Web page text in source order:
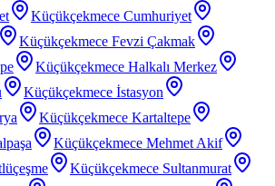
Küçükçekmece Cumhuriyet
Küçükçekmece Fevzi Çakmak
Küçükçekmece Halkalı Merkez
Küçükçekmece İstasyon
Küçükçekmece Kartaltepe
Küçükçekmece Mehmet Akif
Küçükçekmece Sultanmurat